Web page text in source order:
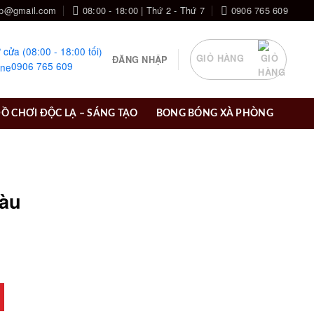
08:00 - 18:00 | Thứ 2 - Thứ 7 0906 765 609
cửa (08:00 - 18:00 tối)
0906 765 609
ĐĂNG NHẬP GIỎ HÀNG
CHƠI ĐỘC LẠ – SÁNG TẠO BONG BÓNG XÀ PHÒNG